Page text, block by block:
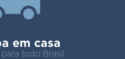
em casa
todo Brasil